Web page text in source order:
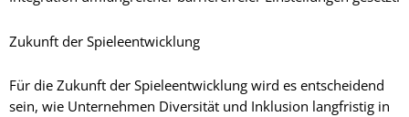
Zukunft der Spieleentwicklung
Für die Zukunft der Spieleentwicklung wird es entscheidend
sein, wie Unternehmen Diversität und Inklusion langfristig in